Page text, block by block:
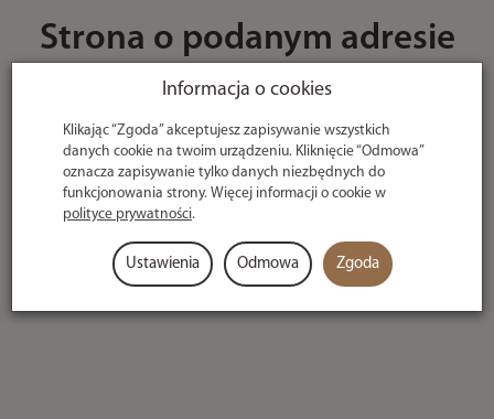
Strona o podanym adresie
nie istnieje.
Przejdź do strony głównej
Informacja o cookies
Klikając “Zgoda” akceptujesz zapisywanie wszystkich
danych cookie na twoim urządzeniu. Kliknięcie “Odmowa”
oznacza zapisywanie tylko danych niezbędnych do
funkcjonowania strony. Więcej informacji o cookie w
polityce prywatności.
Ustawienia Odmowa Zgoda